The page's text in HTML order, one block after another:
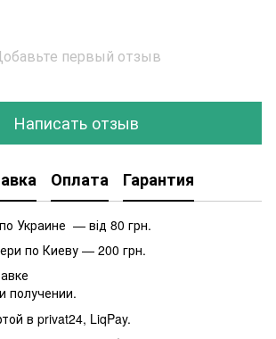
первый отзыв
Написать отзыв
Оплата Гарантия
Украине — від 80 грн.
по Киеву — 200 грн.
получении.
в privat24, LiqPay.